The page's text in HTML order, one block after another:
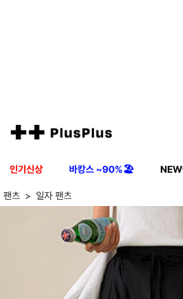
인기신상 바캉스 ~90%🏖️
팬츠 일자 팬츠